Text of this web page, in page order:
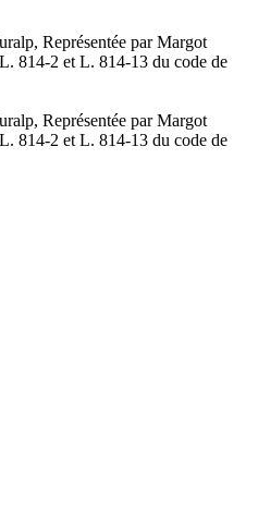
Représentée par Margot
814-2 et L. 814-13 du code de
Représentée par Margot
814-2 et L. 814-13 du code de